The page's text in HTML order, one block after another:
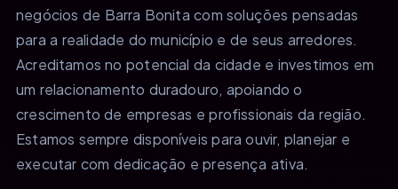
negócios de Barra Bonita com soluções pensadas
para a realidade do município e de seus arredores.
Acreditamos no potencial da cidade e investimos em
um relacionamento duradouro, apoiando o
crescimento de empresas e profissionais da região.
Estamos sempre disponíveis para ouvir, planejar e
executar com dedicação e presença ativa.